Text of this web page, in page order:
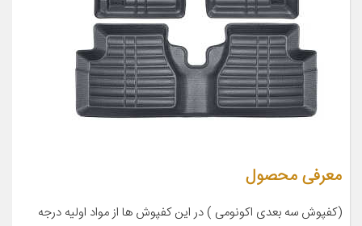
معرفی محصول
(کفپوش سه بعدی اکونومی ) در این کفپوش ها از مواد اولیه درجه